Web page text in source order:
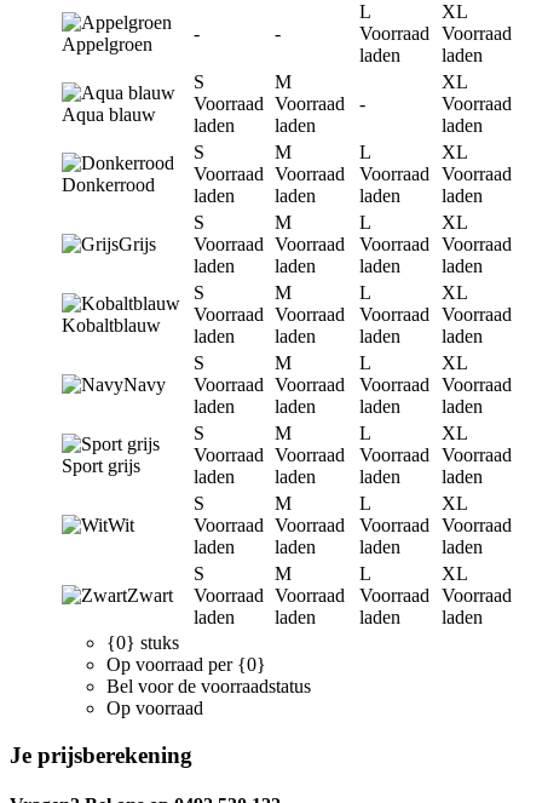
Appelgroen
- -
L
Voorraad
laden
XL
Voorraad
laden
Aqua blauw
S
Voorraad
laden
M
Voorraad
laden
-
XL
Voorraad
laden
Donkerrood
S
Voorraad
laden
M
Voorraad
laden
L
Voorraad
laden
XL
Voorraad
laden
Grijs
S
Voorraad
laden
M
Voorraad
laden
L
Voorraad
laden
XL
Voorraad
laden
Kobaltblauw
S
Voorraad
laden
M
Voorraad
laden
L
Voorraad
laden
XL
Voorraad
laden
Navy
S
Voorraad
laden
M
Voorraad
laden
L
Voorraad
laden
XL
Voorraad
laden
Sport grijs
S
Voorraad
laden
M
Voorraad
laden
L
Voorraad
laden
XL
Voorraad
laden
Wit
S
Voorraad
laden
M
Voorraad
laden
L
Voorraad
laden
XL
Voorraad
laden
Zwart
S
Voorraad
laden
M
Voorraad
laden
L
Voorraad
laden
XL
Voorraad
laden
{0} stuks
Op voorraad per {0}
Bel voor de voorraadstatus
Op voorraad
Je prijsberekening